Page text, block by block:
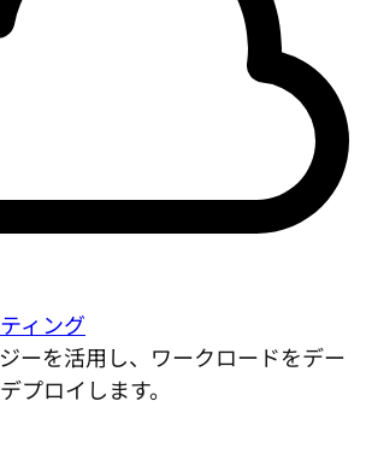
ィング
ーを活用し、ワークロードをデー
プロイします。